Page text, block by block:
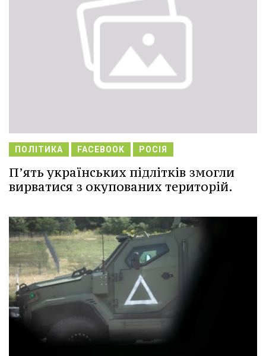
ПОЛІТИКА FACEBOOK РОСІЯ
П’ять українських підлітків змогли
вирватися з окупованих територій.